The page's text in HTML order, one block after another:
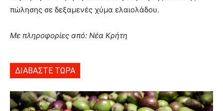
πώλησης σε δεξαμενές χύμα ελαιολάδου.
Με πληροφορίες από: Νέα Κρήτη
ΔΙΑΒΑΣΤΕ ΤΩΡΑ